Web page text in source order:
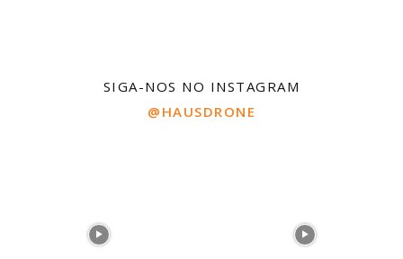
SIGA-NOS NO INSTAGRAM
@HAUSDRONE